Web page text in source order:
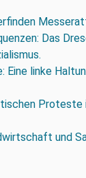
Das
Eine linke
Proteste
und